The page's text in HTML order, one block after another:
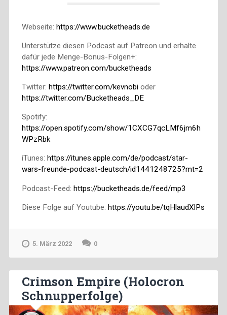
Webseite: https://www.bucketheads.de
Unterstütze diesen Podcast auf Patreon und erhalte
dafür jede Menge-Bonus-Folgen+:
https://www.patreon.com/bucketheads
Twitter: https://twitter.com/kevnobioder
https://twitter.com/Bucketheads_DE
Spotify:
https://open.spotify.com/show/1CXCG7qcLMf6jm6h
WPzRbk
iTunes: https://itunes.apple.com/de/podcast/star-
wars-freunde-podcast-deutsch/id1441248725?mt=2
Podcast-Feed: https://bucketheads.de/feed/mp3
Diese Folge auf Youtube: https://youtu.be/tqHlaudXlPs
5. März 2022 0
Crimson Empire (Holocron
Schnupperfolge)